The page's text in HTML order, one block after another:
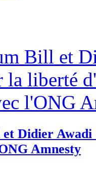
Didier
Amnesty